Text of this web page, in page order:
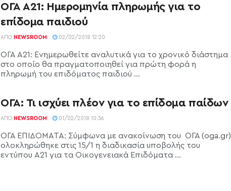
ΟΓΑ Α21: Ημερομηνία πληρωμής για το
επίδομα παιδιού
ΑΠΌ NEWSROOM 02/02/2018 12:20
ΟΓΑ Α21: Ενημερωθείτε αναλυτικά για το χρονικό διάστημα
στο οποίο θα πραγματοποιηθεί για πρώτη φορά η
πληρωμή του επιδόματος παιδιού ...
ΟΓΑ: Τι ισχύει πλέον για το επίδομα παίδων
ΑΠΌ NEWSROOM 01/02/2018 10:36
ΟΓΑ ΕΠΙΔΟΜΑΤΑ: Σύμφωνα με ανακοίνωση του ΟΓΑ (oga.gr)
ολοκληρώθηκε στις 15/1 η διαδικασία υποβολής του
εντύπου Α21 για τα Οικογενειακά Επιδόματα ...